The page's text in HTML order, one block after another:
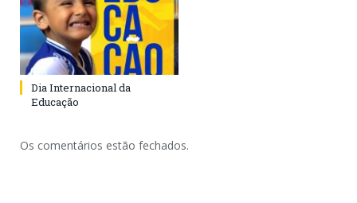
Dia Internacional da
Educação
Os comentários estão fechados.